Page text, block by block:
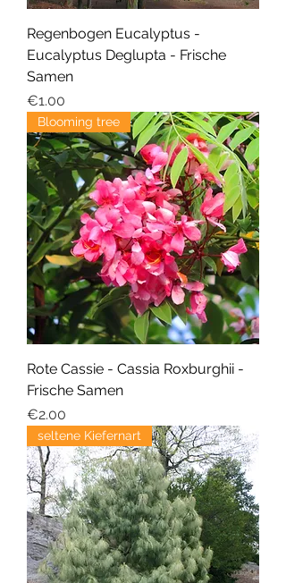
Regenbogen Eucalyptus -
Eucalyptus Deglupta - Frische
Samen
Price
€1.00
Blooming tree
Rote Cassie - Cassia Roxburghii -
Frische Samen
Price
€2.00
seltene Kiefernart